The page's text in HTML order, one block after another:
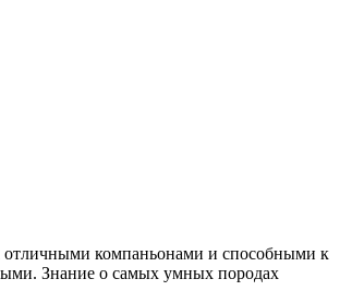
отличными компаньонами и способными к
Знание о самых умных породах